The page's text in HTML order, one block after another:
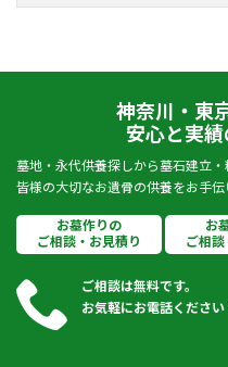
神奈川・東
安心と実績
墓地・永代供養探しから墓石建立・
皆様の大切なお遺骨の供養をお手伝
お墓作りの
ご相談・お見積り
お
ご相談
ご相談は無料です。
お気軽にお電話ください